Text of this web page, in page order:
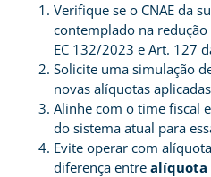
Verifique se o CNAE da
contemplado na redução
EC 132/2023 e Art. 127
Solicite uma simulação
novas alíquotas aplicadas
Alinhe com o time fiscal
do sistema atual para
Evite operar com
diferença entre alíquota